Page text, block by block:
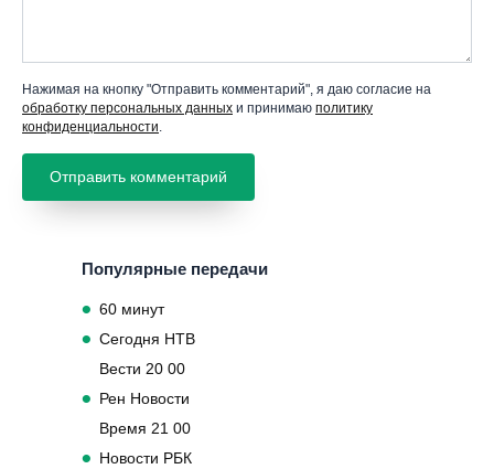
Нажимая на кнопку "Отправить комментарий", я даю согласие на
обработку персональных данных и принимаю политику
конфиденциальности.
Популярные передачи
60 минут
Сегодня НТВ
Вести 20 00
Рен Новости
Время 21 00
Новости РБК